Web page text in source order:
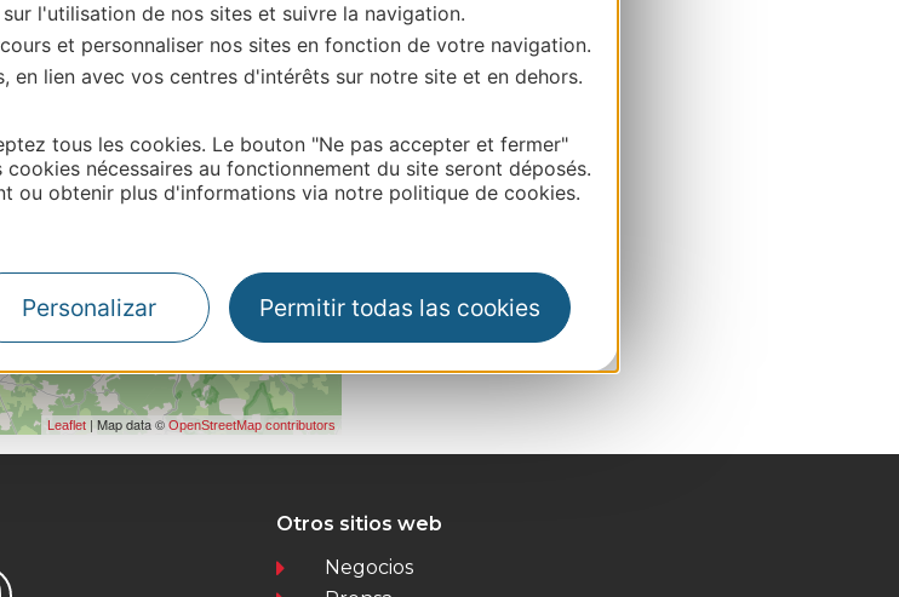
l'utilisation de nos sites et suivre la navigation.
et personnaliser nos sites en fonction de votre navigation.
en lien avec vos centres d'intérêts sur notre site et en dehors.
tous les cookies. Le bouton "Ne pas accepter et fermer"
nécessaires au fonctionnement du site seront déposés.
ou obtenir plus d'informations via notre politique de cookies.
Personalizar Permitir todas las cookies
Leaflet | Map data ©OpenStreetMap contributors
Otros sitios web
Negocios